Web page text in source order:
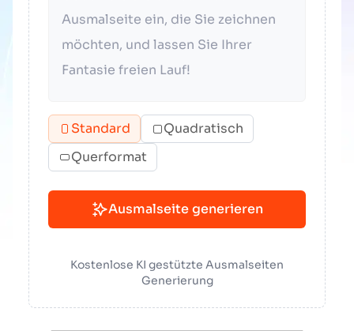
Standard
Quadratisch
Querformat
Ausmalseite generieren
Kostenlose KI gestützte Ausmalseiten
Generierung